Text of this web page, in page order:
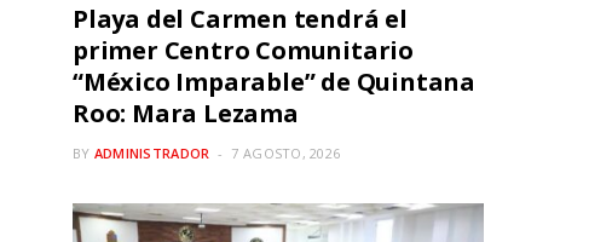
Playa del Carmen tendrá el
primer Centro Comunitario
“México Imparable” de Quintana
Roo: Mara Lezama
BY ADMINISTRADOR 7 AGOSTO, 2026